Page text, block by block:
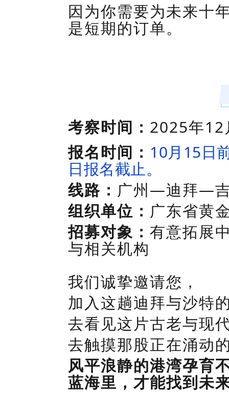
因为你需要为未来十
是短期的订单。
考察时间： 2025年12
报名时间： 10月15日
日报名截止。
线路： 广州—迪拜—
组织单位： 广东省黄
招募对象： 有意拓展
与相关机构
我们诚挚邀请您，
加入这趟迪拜与沙特
去看见这片古老与现
去触摸那股正在涌动
风平浪静的港湾孕育
蓝海里，才能找到未